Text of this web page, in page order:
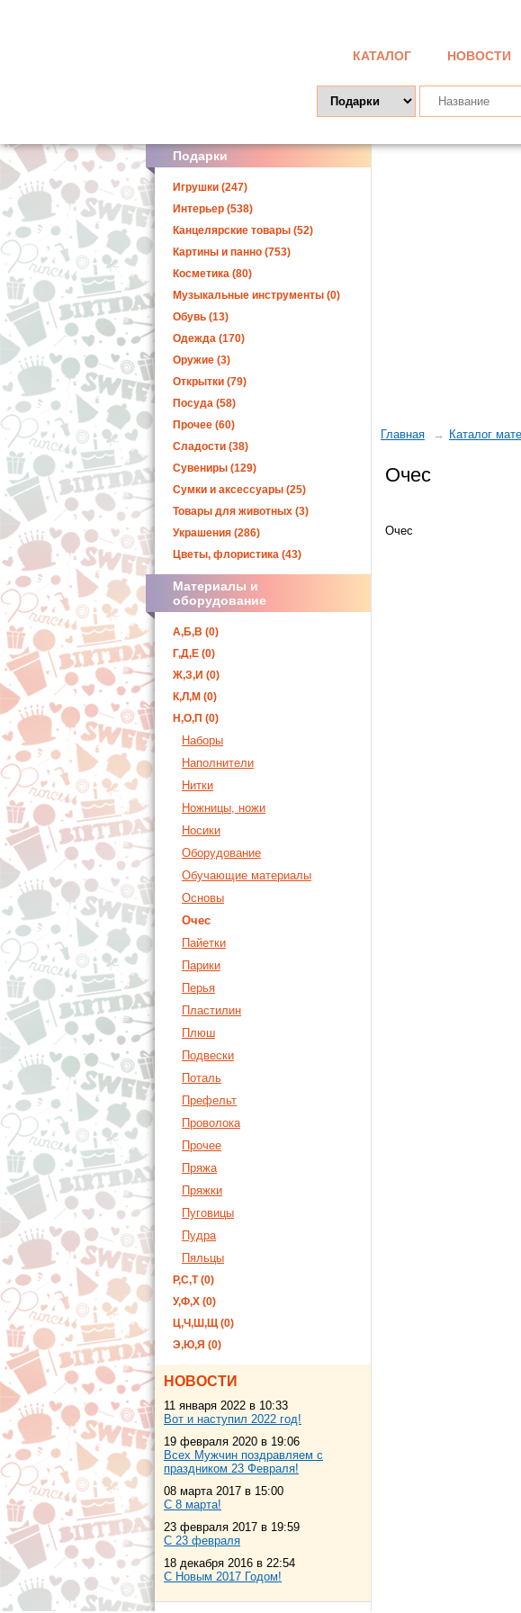
КАТАЛОГ НОВОСТИ
Главная Каталог
Очес
Очес
Подарки
Игрушки (247)
Интерьер (538)
Канцелярские товары (52)
Картины и панно (753)
Косметика (80)
Музыкальные инструменты (0)
Обувь (13)
Одежда (170)
Оружие (3)
Открытки (79)
Посуда (58)
Прочее (60)
Сладости (38)
Сувениры (129)
Сумки и аксессуары (25)
Товары для животных (3)
Украшения (286)
Цветы, флористика (43)
Материалы и
оборудование
А,Б,В (0)
Г,Д,Е (0)
Ж,З,И (0)
К,Л,М (0)
Н,О,П (0)
Наборы
Наполнители
Нитки
Ножницы, ножи
Носики
Оборудование
Обучающие материалы
Основы
Очес
Пайетки
Парики
Перья
Пластилин
Плюш
Подвески
Поталь
Префельт
Проволока
Прочее
Пряжа
Пряжки
Пуговицы
Пудра
Пяльцы
Р,С,Т (0)
У,Ф,Х (0)
Ц,Ч,Ш,Щ (0)
Э,Ю,Я (0)
НОВОСТИ
11 января 2022 в 10:33
Вот и наступил 2022 год!
19 февраля 2020 в 19:06
Всех Мужчин поздравляем с
праздником 23 Февраля!
08 марта 2017 в 15:00
С 8 марта!
23 февраля 2017 в 19:59
С 23 февраля
18 декабря 2016 в 22:54
С Новым 2017 Годом!